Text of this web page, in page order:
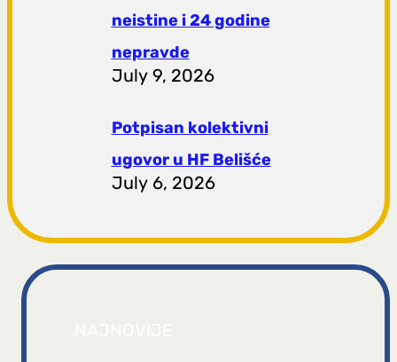
neistine i 24 godine
nepravde
July 9, 2026
Potpisan kolektivni
ugovor u HF Belišće
July 6, 2026